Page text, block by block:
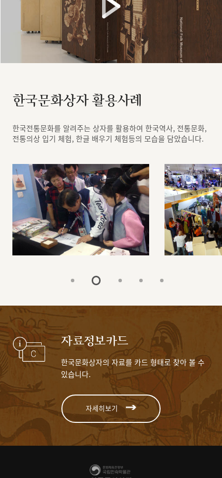
한국문화상자 활용사례
한국전통문화를 알려주는 상자를 활용하여 한국역사, 전통문화,
전통의상 입기 체험, 한글 배우기 체험등의 모습을 담았습니다.
자료정보카드
한국문화상자의 자료를 카드 형태로 찾아 볼 수
있습니다.
자세히보기